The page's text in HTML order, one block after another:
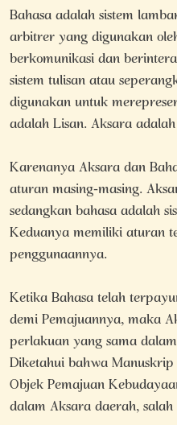
Bahasa adalah sistem
arbitrer yang digunakan
berkomunikasi dan
sistem tulisan atau
digunakan untuk
adalah Lisan. Aksara
Karenanya Aksara dan
aturan masing-masing.
sedangkan bahasa adalah
Keduanya memiliki aturan
penggunaannya.
Ketika Bahasa telah
demi Pemajuannya, maka
perlakuan yang sama
Diketahui bahwa
Objek Pemajuan
dalam Aksara daerah,